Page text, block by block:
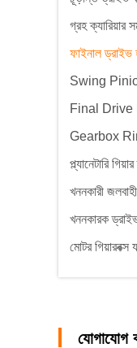
গ্রহ ক্যারিয়ার
ফাইনাল ড্রাইভ
Swing
Final Drive
Gearbox
প্ল্যানেটারি
খননকারী
খননকারক
মোটর গিয়ারবক্স
যোগাযোগ